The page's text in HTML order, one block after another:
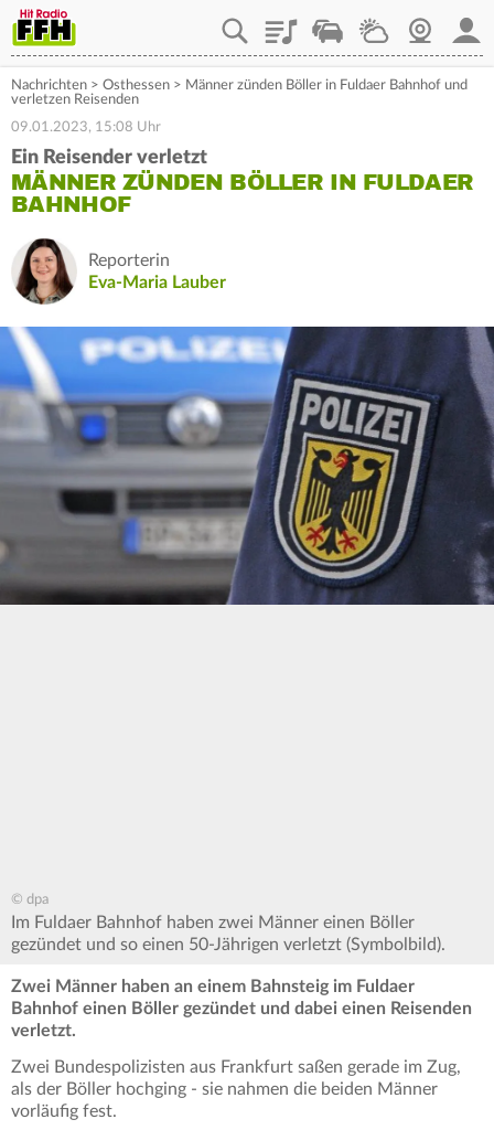
PlaylistStaupilotWetterWebcam
Nachrichten > Osthessen > Männer zünden Böller in Fuldaer Bahnhof und
verletzen Reisenden
09.01.2023, 15:08 Uhr
Ein Reisender verletzt
MÄNNER ZÜNDEN BÖLLER IN FULDAER
BAHNHOF
Reporterin
Eva-Maria Lauber
© dpa
Im Fuldaer Bahnhof haben zwei Männer einen Böller
gezündet und so einen 50-Jährigen verletzt (Symbolbild).
Zwei Männer haben an einem Bahnsteig im Fuldaer
Bahnhof einen Böller gezündet und dabei einen Reisenden
verletzt.
Zwei Bundespolizisten aus Frankfurt saßen gerade im Zug,
als der Böller hochging - sie nahmen die beiden Männer
vorläufig fest.